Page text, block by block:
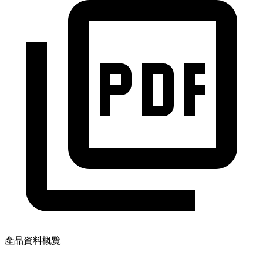
產品資料概覽